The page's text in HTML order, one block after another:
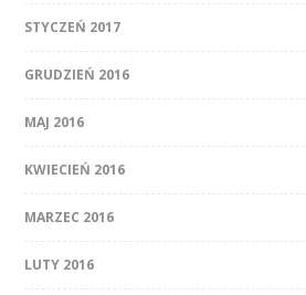
STYCZEŃ 2017
GRUDZIEŃ 2016
MAJ 2016
KWIECIEŃ 2016
MARZEC 2016
LUTY 2016